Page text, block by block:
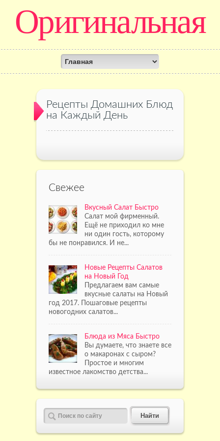
Оригинальная
кулинария
Рецепты Домашних Блюд
на Каждый День
Свежее
Вкусный Салат Быстро
Салат мой фирменный.
Ещё не приходил ко мне
ни один гость, которому
бы не понравился. И не...
Новые Рецепты Салатов
на Новый Год
Предлагаем вам самые
вкусные салаты на Новый
год 2017. Пошаговые рецепты
новогодних салатов...
Блюда из Мяса Быстро
Вы думаете, что знаете все
о макаронах с сыром?
Простое и многим
известное лакомство детства...